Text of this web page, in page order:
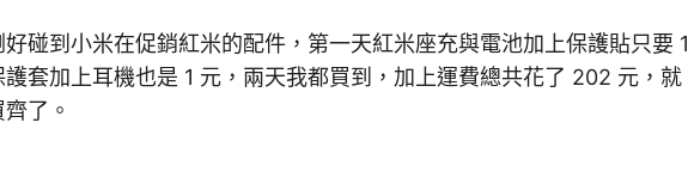
碰到小米在促銷紅米的配件，第一天紅米座充與電池加上保護貼只要 1
套加上耳機也是 1 元，兩天我都買到，加上運費總共花了 202 元，就
了。